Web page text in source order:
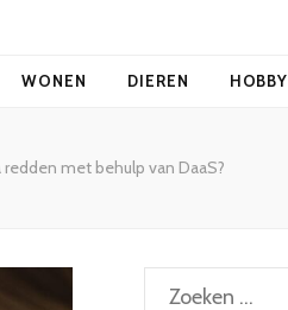
WONEN DIEREN HOBBY
met behulp van DaaS?
Zoeken